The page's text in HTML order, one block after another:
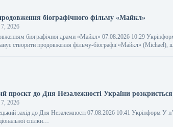
біографічного фільму «Майкл»
2026
біографічної драми «Майкл» 07.08.2026 10:29
створити продовження фільму-біографії «Майкл»
проєкт до Дня Незалежності України
2026
захід до Дня Незалежності 07.08.2026 10:41 Укрінформ У
спілки…